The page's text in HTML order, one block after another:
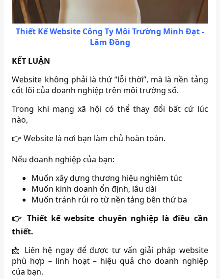
Thiết Kế Website Công Ty Môi Trường Minh Đạt -
Lâm Đồng
KẾT LUẬN
Website không phải là thứ “lỗi thời”, mà là nền tảng
cốt lõi của doanh nghiệp trên môi trường số.
Trong khi mạng xã hội có thể thay đổi bất cứ lúc
nào,
👉 Website là nơi bạn làm chủ hoàn toàn.
Nếu doanh nghiệp của bạn:
Muốn xây dựng thương hiệu nghiêm túc
Muốn kinh doanh ổn định, lâu dài
Muốn tránh rủi ro từ nền tảng bên thứ ba
👉 Thiết kế website chuyên nghiệp là điều cần
thiết.
📩 Liên hệ ngay để được tư vấn giải pháp website
phù hợp – linh hoạt – hiệu quả cho doanh nghiệp
của bạn.